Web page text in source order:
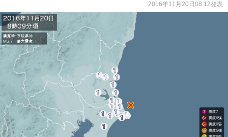
2016年11月20日08:12発表